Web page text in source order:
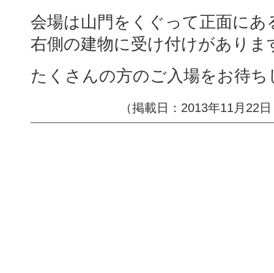
会場は山門をくぐって正面にあ
右側の建物に受け付けがありま
たくさんの方のご入場をお待
（掲載日：2013年11月22